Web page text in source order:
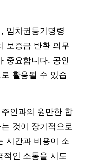
임차권등기명령
보증금 반환 의무
중요합니다. 공인
활용될 수 있습
인과의 원만한 합
것이 장기적으로
시간과 비용이 소
적인 소통을 시도